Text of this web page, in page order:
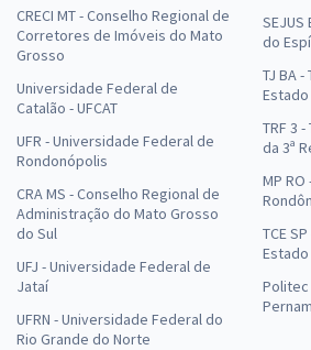
CRECI MT - Conselho Regional de
Corretores de Imóveis do Mato
Grosso
Universidade Federal de
Catalão - UFCAT
UFR - Universidade Federal de
Rondonópolis
CRA MS - Conselho Regional de
Administração do Mato Grosso
do Sul
UFJ - Universidade Federal de
Jataí
UFRN - Universidade Federal do
Rio Grande do Norte
do
TJ BA
Estado
TRF 3
da 3ª
MP
TCE
Estado
Politec